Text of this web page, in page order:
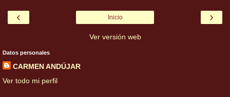
‹ ›
Inicio
Ver versión web
Datos personales
CARMEN ANDÚJAR
Ver todo mi perfil